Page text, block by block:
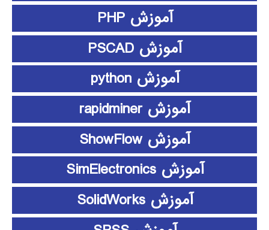
آموزش PHP
آموزش PSCAD
آموزش python
آموزش rapidminer
آموزش ShowFlow
آموزش SimElectronics
آموزش SolidWorks